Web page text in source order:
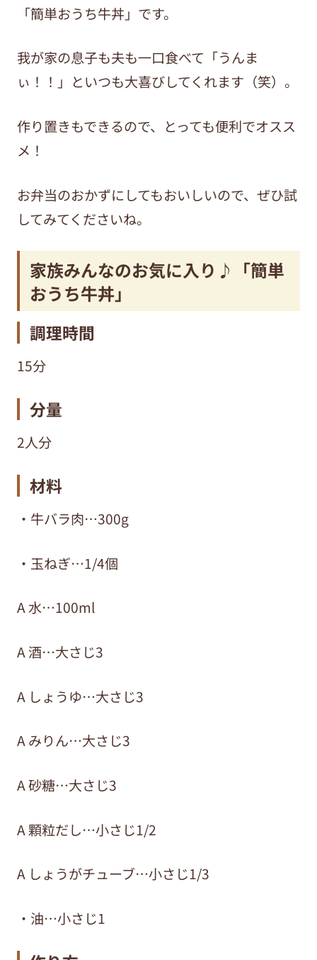
「簡単おうち牛丼」です。
我が家の息子も夫も一口食べて「うんま
ぃ！！」といつも大喜びしてくれます（笑）。
作り置きもできるので、とっても便利でオスス
メ！
お弁当のおかずにしてもおいしいので、ぜひ試
してみてくださいね。
家族みんなのお気に入り♪「簡単
おうち牛丼」
調理時間
15分
分量
2人分
材料
・牛バラ肉…300g
・玉ねぎ…1/4個
A 水…100ml
A 酒…大さじ3
A しょうゆ…大さじ3
A みりん…大さじ3
A 砂糖…大さじ3
A 顆粒だし…小さじ1/2
A しょうがチューブ…小さじ1/3
・油…小さじ1